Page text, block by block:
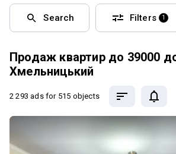
Search Filters 1
Продаж квартир до 39000
Хмельницький
2 293 ads for 515 objects